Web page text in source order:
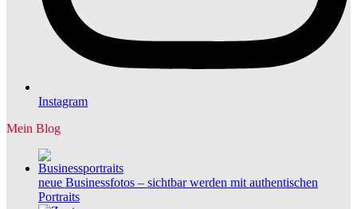
Instagram
Mein Blog
neue Businessfotos – sichtbar werden mit authentischen
Portraits